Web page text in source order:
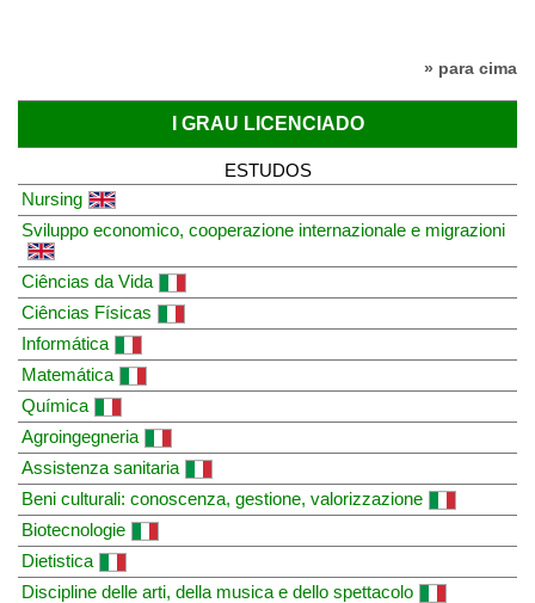
» para cima
I GRAU LICENCIADO
ESTUDOS
Nursing
Sviluppo economico, cooperazione internazionale e migrazioni
Ciências da Vida
Ciências Físicas
Informática
Matemática
Química
Agroingegneria
Assistenza sanitaria
Beni culturali: conoscenza, gestione, valorizzazione
Biotecnologie
Dietistica
Discipline delle arti, della musica e dello spettacolo